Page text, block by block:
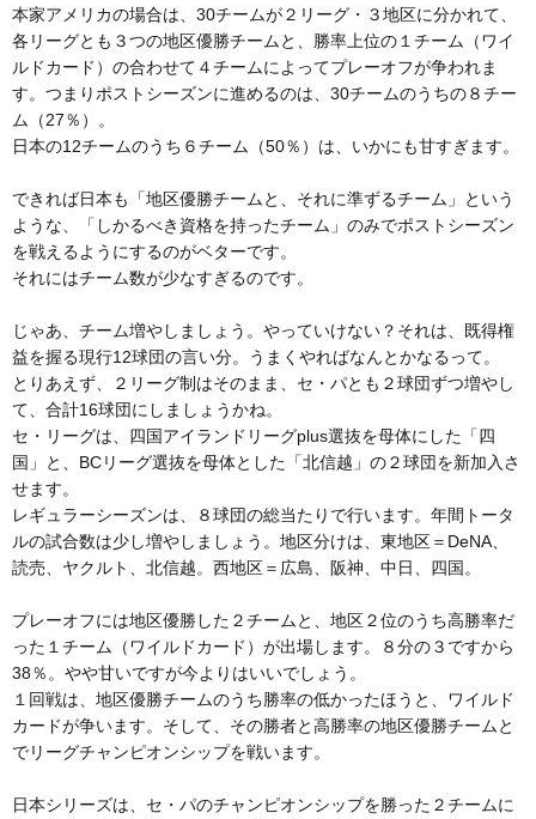
本家アメリカの場合は、30チームが２リーグ・３地区に分かれて、
各リーグとも３つの地区優勝チームと、勝率上位の１チーム（ワイ
ルドカード）の合わせて４チームによってプレーオフが争われま
す。つまりポストシーズンに進めるのは、30チームのうちの８チー
ム（27％）。
日本の12チームのうち６チーム（50％）は、いかにも甘すぎます。
できれば日本も「地区優勝チームと、それに準ずるチーム」という
ような、「しかるべき資格を持ったチーム」のみでポストシーズン
を戦えるようにするのがベターです。
それにはチーム数が少なすぎるのです。
じゃあ、チーム増やしましょう。やっていけない？それは、既得権
益を握る現行12球団の言い分。うまくやればなんとかなるって。
とりあえず、２リーグ制はそのまま、セ・パとも２球団ずつ増やし
て、合計16球団にしましょうかね。
セ・リーグは、四国アイランドリーグplus選抜を母体にした「四
国」と、BCリーグ選抜を母体とした「北信越」の２球団を新加入さ
せます。
レギュラーシーズンは、８球団の総当たりで行います。年間トータ
ルの試合数は少し増やしましょう。地区分けは、東地区＝DeNA、
読売、ヤクルト、北信越。西地区＝広島、阪神、中日、四国。
プレーオフには地区優勝した２チームと、地区２位のうち高勝率だ
った１チーム（ワイルドカード）が出場します。８分の３ですから
38％。やや甘いですが今よりはいいでしょう。
１回戦は、地区優勝チームのうち勝率の低かったほうと、ワイルド
カードが争います。そして、その勝者と高勝率の地区優勝チームと
でリーグチャンピオンシップを戦います。
日本シリーズは、セ・パのチャンピオンシップを勝った２チームに